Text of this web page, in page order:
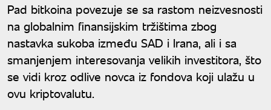
Pad bitkoina povezuje se sa rastom neizvesnosti
na globalnim finansijskim tržištima zbog
nastavka sukoba između SAD i Irana, ali i sa
smanjenjem interesovanja velikih investitora, što
se vidi kroz odlive novca iz fondova koji ulažu u
ovu kriptovalutu.